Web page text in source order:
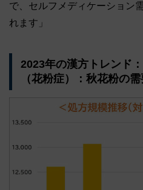
で、セルフメディケーション
れます」
2023年の漢方トレンド
（花粉症）：秋花粉の需